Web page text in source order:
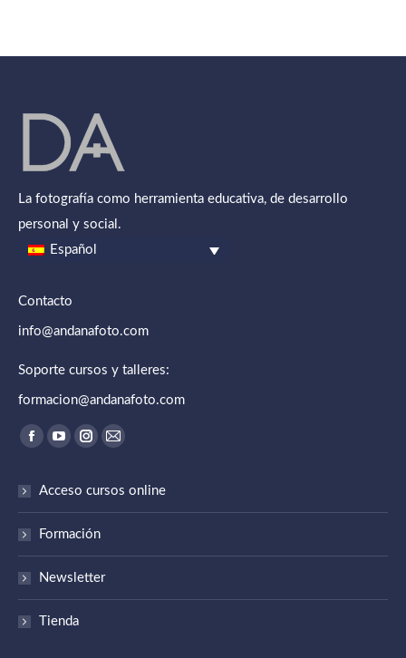
La fotografía como herramienta educativa, de desarrollo
personal y social.
Español
Contacto
info@andanafoto.com
Soporte cursos y talleres:
formacion@andanafoto.com
Encuéntranos en:
Abrir enlace en una nueva ventana/pestaña
Abrir enlace en una nueva ventana/pestaña
Abrir enlace en una nueva ventana/pestaña
Abrir enlace en una nueva ventana/pestaña
Acceso cursos online
Formación
Newsletter
Tienda